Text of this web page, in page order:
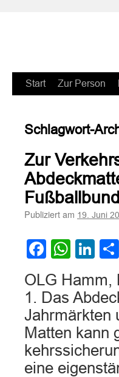
Zum
springen
Start Zur Person
Schlagwort-
Zur
Publiziert am 19. Juni
OLG Hamm,
1. Das
Jahrmärkten
Matten kann
eine